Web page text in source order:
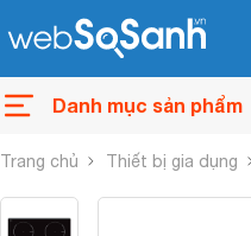
Danh mục sản phẩm
Trang chủ Thiết bị gia dụng